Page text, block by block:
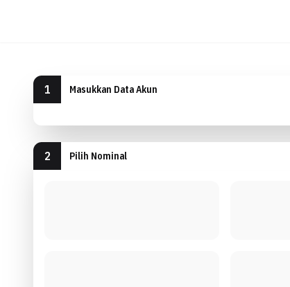
1 Masukkan Data Akun
2 Pilih Nominal